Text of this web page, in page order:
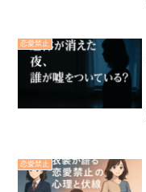
恋愛禁止
恋愛禁止